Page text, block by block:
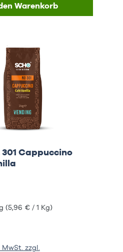
Warenkorb
301 Cappuccino
(5,96 € / 1 Kg)
zzgl.